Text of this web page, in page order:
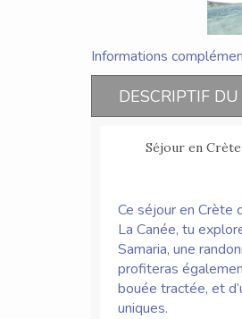
Informations
DESCRIPTIF DU
Séjour en
Ce séjour en Crète
La Canée, tu
Samaria, une
profiteras
bouée tractée, et
uniques.